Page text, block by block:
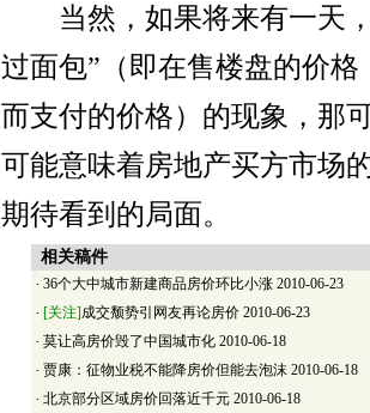
当然，如果将来有一天，
过面包”（即在售楼盘的价
而支付的价格）的现象，那
可能意味着房地产买方市场
期待看到的局面。
相关稿件
· 36个大中城市新建商品房价环比小涨 2010-06-23
· [关注]成交颓势引网友再论房价 2010-06-23
· 莫让高房价毁了中国城市化 2010-06-18
· 贾康：征物业税不能降房价但能去泡沫 2010-06-18
· 北京部分区域房价回落近千元 2010-06-18